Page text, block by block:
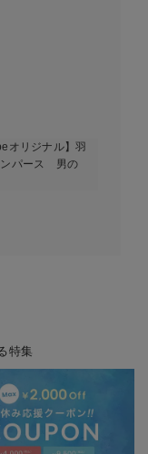
オリジナル】羽
ンパース 男の
特集